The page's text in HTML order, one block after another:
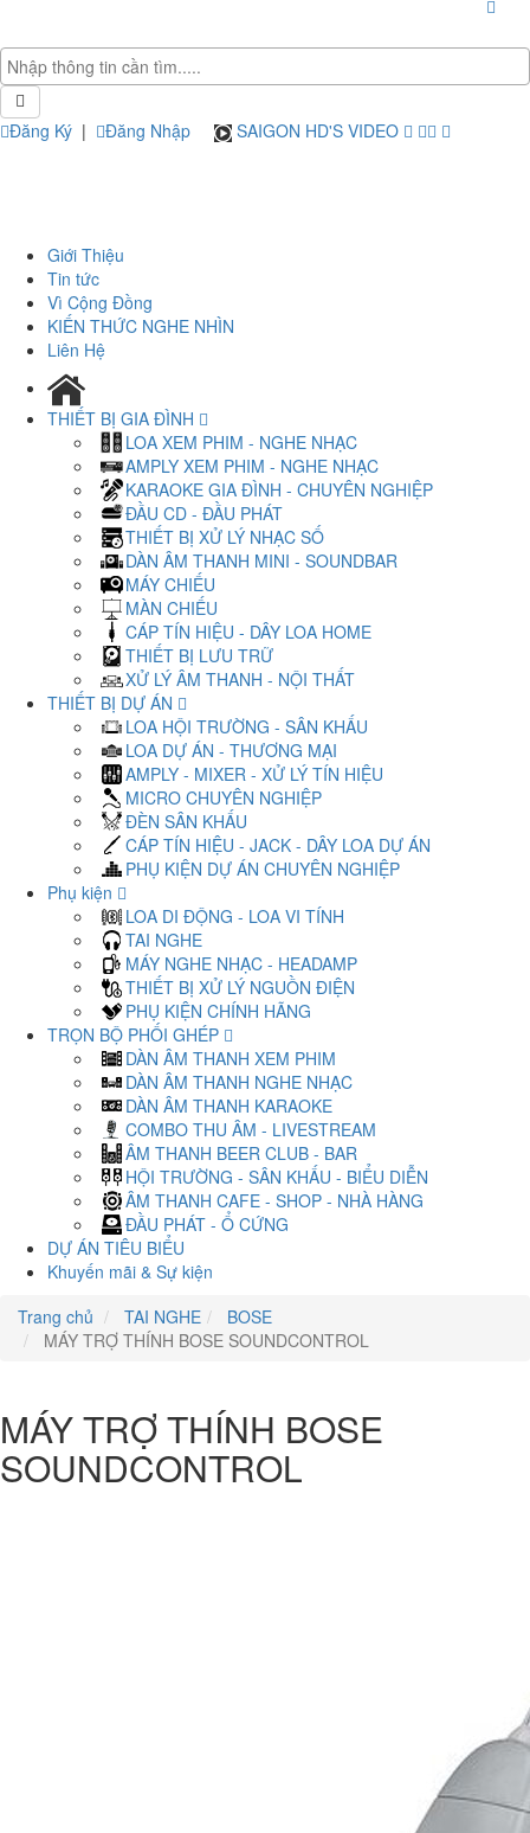
Đăng Ký | Đăng Nhập SAIGON HD'S VIDEO
Giới Thiệu
Tin tức
Vì Cộng Đồng
KIẾN THỨC NGHE NHÌN
Liên Hệ
THIẾT BỊ GIA ĐÌNH
LOA XEM PHIM - NGHE NHẠC
AMPLY XEM PHIM - NGHE NHẠC
KARAOKE GIA ĐÌNH - CHUYÊN NGHIỆP
ĐẦU CD - ĐẦU PHÁT
THIẾT BỊ XỬ LÝ NHẠC SỐ
DÀN ÂM THANH MINI - SOUNDBAR
MÁY CHIẾU
MÀN CHIẾU
CÁP TÍN HIỆU - DÂY LOA HOME
THIẾT BỊ LƯU TRỮ
XỬ LÝ ÂM THANH - NỘI THẤT
THIẾT BỊ DỰ ÁN
LOA HỘI TRƯỜNG - SÂN KHẤU
LOA DỰ ÁN - THƯƠNG MẠI
AMPLY - MIXER - XỬ LÝ TÍN HIỆU
MICRO CHUYÊN NGHIỆP
ĐÈN SÂN KHẤU
CÁP TÍN HIỆU - JACK - DÂY LOA DỰ ÁN
PHỤ KIỆN DỰ ÁN CHUYÊN NGHIỆP
Phụ kiện
LOA DI ĐỘNG - LOA VI TÍNH
TAI NGHE
MÁY NGHE NHẠC - HEADAMP
THIẾT BỊ XỬ LÝ NGUỒN ĐIỆN
PHỤ KIỆN CHÍNH HÃNG
TRỌN BỘ PHỐI GHÉP
DÀN ÂM THANH XEM PHIM
DÀN ÂM THANH NGHE NHẠC
DÀN ÂM THANH KARAOKE
COMBO THU ÂM - LIVESTREAM
ÂM THANH BEER CLUB - BAR
HỘI TRƯỜNG - SÂN KHẤU - BIỂU DIỄN
ÂM THANH CAFE - SHOP - NHÀ HÀNG
ĐẦU PHÁT - Ổ CỨNG
DỰ ÁN TIÊU BIỂU
Khuyến mãi & Sự kiện
Trang chủ
TAI NGHE
BOSE
MÁY TRỢ THÍNH BOSE SOUNDCONTROL
MÁY TRỢ THÍNH BOSE
SOUNDCONTROL